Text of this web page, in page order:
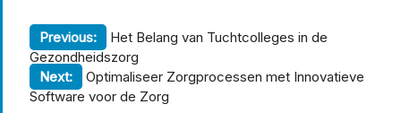
Berichtnavigatie
Previous:
Het Belang van Tuchtcolleges in de
Gezondheidszorg
Next:
Optimaliseer Zorgprocessen met Innovatieve
Software voor de Zorg